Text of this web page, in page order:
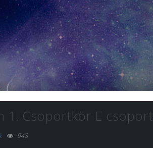
1. Csoportkör E csoport
948